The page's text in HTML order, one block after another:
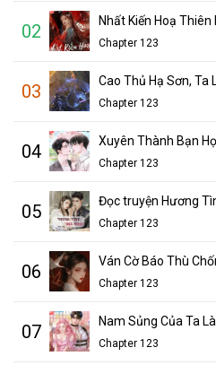
02 Nhất Kiến Hoạ Thiên
Chapter 123
03 Cao Thủ Hạ Sơn, Ta
Chapter 123
04 Xuyên Thành Bạn
Chapter 123
05
Chapter 123
06 Ván Cờ Báo Thù
Chapter 123
07 Nam Sủng Của Ta
Chapter 123